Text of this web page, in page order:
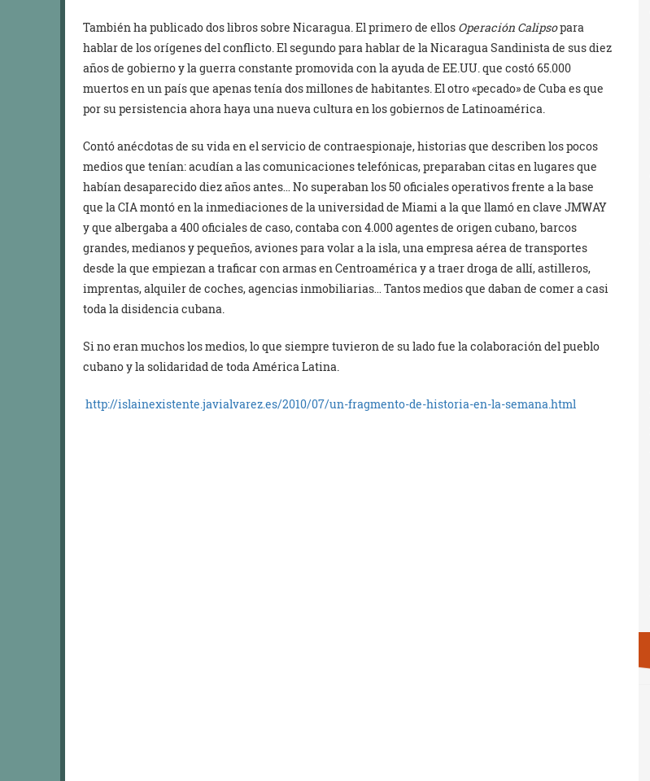
También ha publicado dos libros sobre Nicaragua. El primero de ellos Operación Calipsopara
hablar de los orígenes del conflicto. El segundo para hablar de la Nicaragua Sandinista de sus diez
años de gobierno y la guerra constante promovida con la ayuda de EE.UU. que costó 65.000
muertos en un país que apenas tenía dos millones de habitantes. El otro «pecado» de Cuba es que
por su persistencia ahora haya una nueva cultura en los gobiernos de Latinoamérica.
Contó anécdotas de su vida en el servicio de contraespionaje, historias que describen los pocos
medios que tenían: acudían a las comunicaciones telefónicas, preparaban citas en lugares que
habían desaparecido diez años antes… No superaban los 50 oficiales operativos frente a la base
que la CIA montó en la inmediaciones de la universidad de Miami a la que llamó en clave JMWAY
y que albergaba a 400 oficiales de caso, contaba con 4.000 agentes de origen cubano, barcos
grandes, medianos y pequeños, aviones para volar a la isla, una empresa aérea de transportes
desde la que empiezan a traficar con armas en Centroamérica y a traer droga de allí, astilleros,
imprentas, alquiler de coches, agencias inmobiliarias… Tantos medios que daban de comer a casi
toda la disidencia cubana.
Si no eran muchos los medios, lo que siempre tuvieron de su lado fue la colaboración del pueblo
cubano y la solidaridad de toda América Latina.
http://islainexistente.javialvarez.es/2010/07/un-fragmento-de-historia-en-la-semana.html